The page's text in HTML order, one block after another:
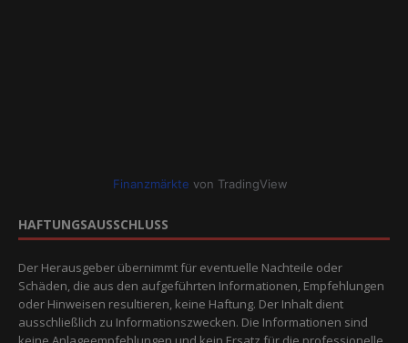
Finanzmärkte von TradingView
HAFTUNGSAUSSCHLUSS
Der Herausgeber übernimmt für eventuelle Nachteile oder
Schäden, die aus den aufgeführten Informationen, Empfehlungen
oder Hinweisen resultieren, keine Haftung. Der Inhalt dient
ausschließlich zu Informationszwecken. Die Informationen sind